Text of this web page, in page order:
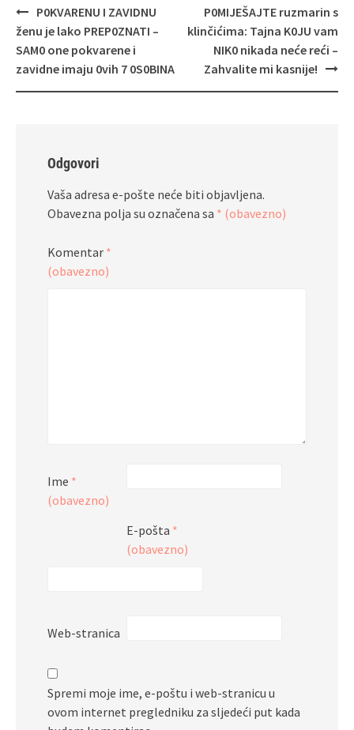
Navigacija
objava
P0KVARENU I ZAVIDNU
ženu je lako PREP0ZNATI –
SAM0 one pokvarene i
zavidne imaju 0vih 7 0S0BINA
P0MIJEŠAJTE ruzmarin s
klinčićima: Tajna K0JU vam
NIK0 nikada neće reći –
Zahvalite mi kasnije!
Odgovori
Vaša adresa e-pošte neće biti objavljena.
Obavezna polja su označena sa * (obavezno)
Komentar *
(obavezno)
Ime *
(obavezno)
E-pošta *
(obavezno)
Web-stranica
Spremi moje ime, e-poštu i web-stranicu u
ovom internet pregledniku za sljedeći put kada